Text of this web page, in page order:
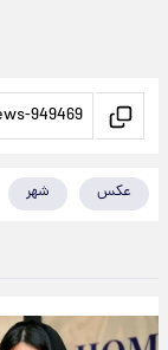
عکس شهر